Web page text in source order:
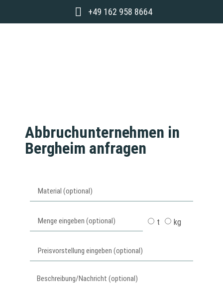
+49 162 958 8664
Abbruchunternehmen in
Bergheim anfragen
t kg